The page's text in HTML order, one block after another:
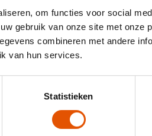
om functies voor social
gebruik van onze site met onze
combineren met andere
van hun services.
Statistieken
hebben wij
ingezet op een
eigen wensen en
belangrijk en
in LeaseLinq.